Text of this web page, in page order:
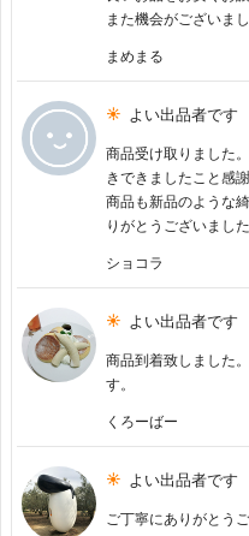
また機会がございま
まめまる
よい出品者です
商品受け取りました
きできましたこと感
商品も新品のような
りがとうございまし
ショコラ
よい出品者です
商品到着致しました
す。
くろーばー
よい出品者です
ご丁寧にありがとう